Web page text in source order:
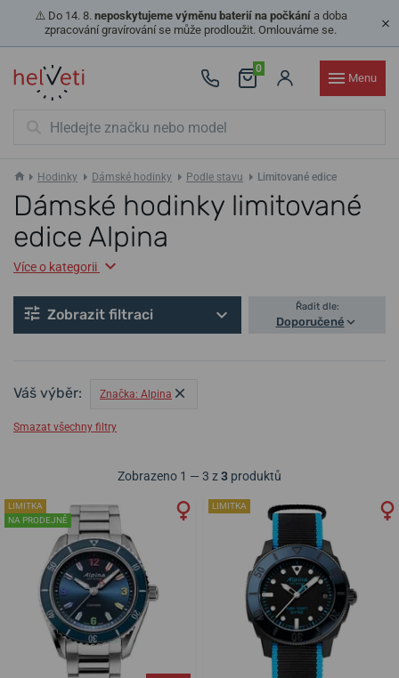
⚠️ Do 14. 8. neposkytujeme výměnu baterií na počkánía doba
zpracování gravírování se může prodloužit. Omlouváme se.
0
Menu
Hodinky Dámské hodinky Podle stavu Limitované edice
Dámské hodinky limitované
edice Alpina
Více o kategorii
Zobrazit filtraci Řadit dle:
Doporučené
Váš výběr: Značka: Alpina
Smazat všechny filtry
Zobrazeno 1 — 3 z3 produktů
LIMITKA
NA PRODEJNĚ
LIMITKA